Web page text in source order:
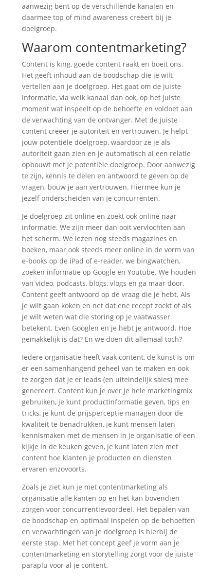
aanwezig bent op de verschillende kanalen en
daarmee top of mind awareness creëert bij je
doelgroep.
Waarom contentmarketing?
Content is king, goede content raakt en boeit ons.
Het geeft inhoud aan de boodschap die je wilt
vertellen aan je doelgroep. Het gaat om de juiste
informatie, via welk kanaal dan ook, op het juiste
moment wat inspeelt op de behoefte en voldoet aan
de verwachting van de ontvanger. Met de juiste
content creëer je autoriteit en vertrouwen. Je helpt
jouw potentiële doelgroep, waardoor ze je als
autoriteit gaan zien en je automatisch al een relatie
opbouwt met je potentiële doelgroep. Door aanwezig
te zijn, kennis te delen en antwoord te geven op de
vragen, bouw je aan vertrouwen. Hiermee kun je
jezelf onderscheiden van je concurrenten.
Je doelgroep zit online en zoekt ook online naar
informatie. We zijn meer dan ooit vervlochten aan
het scherm. We lezen nog steeds magazines en
boeken, maar ook steeds meer online in de vorm van
e-books op de iPad of e-reader, we bingwatchen,
zoeken informatie op Google en Youtube. We houden
van video, podcasts, blogs, vlogs en ga maar door.
Content geeft antwoord op de vraag die je hebt. Als
je wilt gaan koken en net dat ene recept zoekt of als
je wilt weten wat die storing op je vaatwasser
betekent. Even Googlen en je hebt je antwoord. Hoe
gemakkelijk is dat? En we doen dit allemaal toch?
Iedere organisatie heeft vaak content, de kunst is om
er een samenhangend geheel van te maken en ook
te zorgen dat je er leads (en uiteindelijk sales) mee
genereert. Content kun je over je hele marketingmix
gebruiken, je kunt productinformatie geven, tips en
tricks, je kunt de prijsperceptie managen door de
kwaliteit te benadrukken, je kunt mensen laten
kennismaken met de mensen in je organisatie of een
kijkje in de keuken geven, je kunt laten zien met
content hoe klanten je producten en diensten
ervaren enzovoorts.
Zoals je ziet kun je met contentmarketing als
organisatie alle kanten op en het kan bovendien
zorgen voor concurrentievoordeel. Het bepalen van
de boodschap en optimaal inspelen op de behoeften
en verwachtingen van je doelgroep is hierbij de
eerste stap. Met het concept geef je vorm aan je
contentmarketing en storytelling zorgt voor de juiste
paraplu voor al je content.